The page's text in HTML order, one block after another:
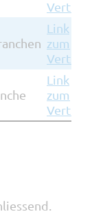
Vertrag
Link
zum
Vertrag
Link
zum
Vertrag